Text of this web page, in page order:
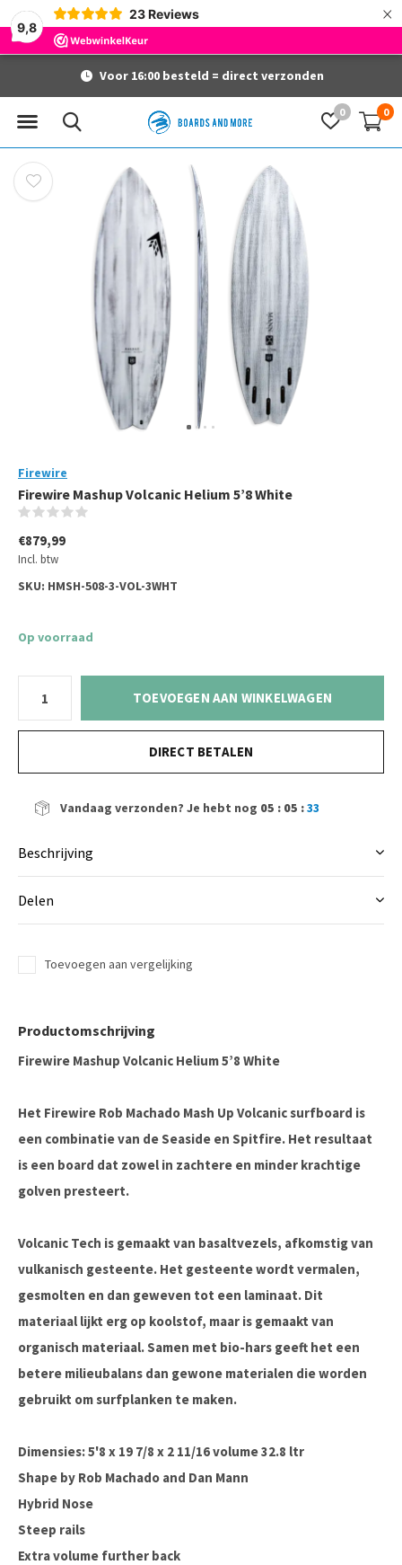
9,8
23 Reviews ×
0 0
Voor 16:00 besteld = direct verzonden
Firewire
Firewire Mashup Volcanic Helium 5’8 White
€879,99
Incl. btw
SKU: HMSH-508-3-VOL-3WHT
Op voorraad
TOEVOEGEN AAN WINKELWAGEN
DIRECT BETALEN
Vandaag verzonden? Je hebt nog 05 : 05 :32
Beschrijving
Delen
Toevoegen aan vergelijking
Productomschrijving
Firewire Mashup Volcanic Helium 5’8 White
Het Firewire Rob Machado Mash Up Volcanic surfboard is
een combinatie van de Seaside en Spitfire. Het resultaat
is een board dat zowel in zachtere en minder krachtige
golven presteert.
Volcanic Tech is gemaakt van basaltvezels, afkomstig van
vulkanisch gesteente. Het gesteente wordt vermalen,
gesmolten en dan geweven tot een laminaat. Dit
materiaal lijkt erg op koolstof, maar is gemaakt van
organisch materiaal. Samen met bio-hars geeft het een
betere milieubalans dan gewone materialen die worden
gebruikt om surfplanken te maken.
Dimensies:5'8 x 19 7/8 x 2 11/16 volume 32.8 ltr
Shape by Rob Machado and Dan Mann
Hybrid Nose
Steep rails
Extra volume further back